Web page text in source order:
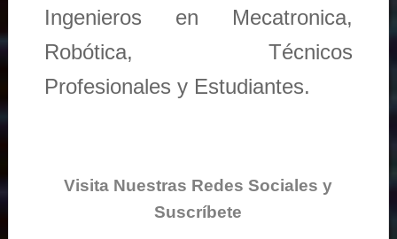
Ingenieros en Mecatronica,
Robótica, Técnicos
Profesionales y Estudiantes.
Visita Nuestras Redes Sociales y
Suscríbete